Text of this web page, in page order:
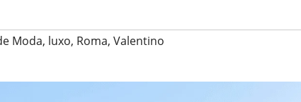
Moda, luxo, Roma, Valentino